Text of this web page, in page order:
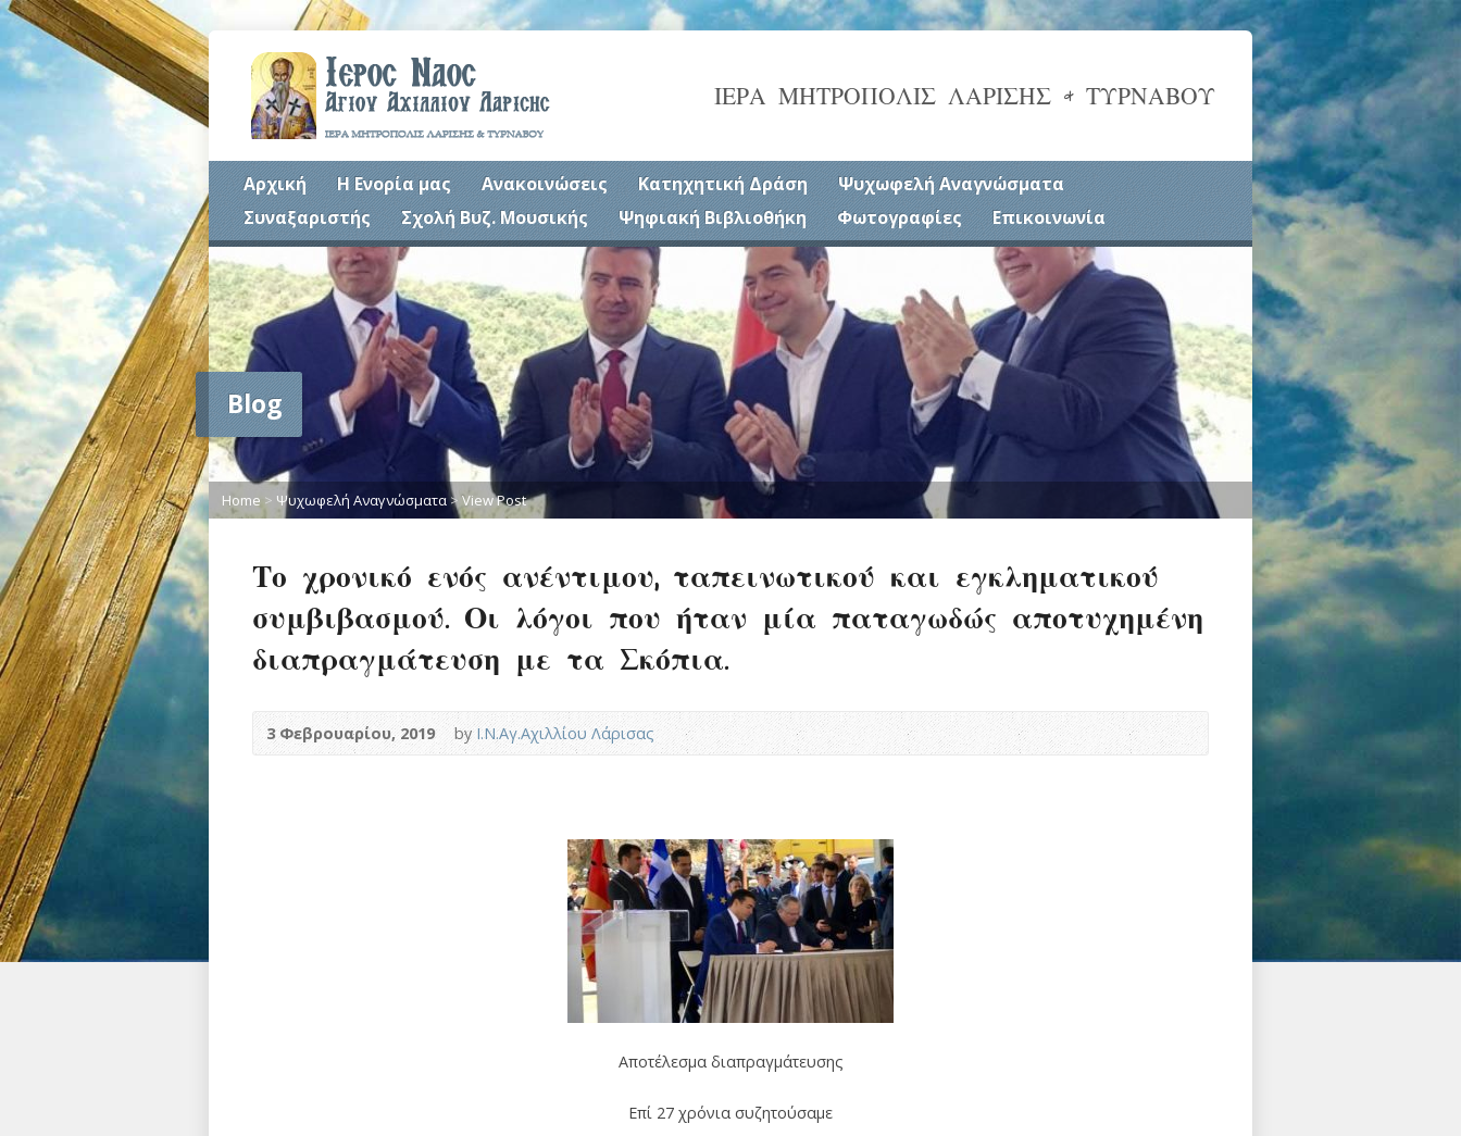
ΙΕΡΑ ΜΗΤΡΟΠΟΛΙΣ ΛΑΡΙΣΗΣ & ΤΥΡΝΑΒΟΥ
Αρχική Η Ενορία μας Ανακοινώσεις Κατηχητική Δράση
Ψυχωφελή Αναγνώσματα
Συναξαριστής
Σχολή Βυζ. Μουσικής Ψηφιακή Βιβλιοθήκη Φωτογραφίες Επικοινωνία
Blog
Home> Ψυχωφελή Αναγνώσματα> View Post
Το χρονικό ενός ανέντιμου, ταπεινωτικού και εγκληματικού
συμβιβασμού. Οι λόγοι που ήταν μία παταγωδώς αποτυχημένη
διαπραγμάτευση με τα Σκόπια.
3 Φεβρουαρίου, 2019 byΙ.Ν.Αγ.Αχιλλίου Λάρισας
Αποτέλεσμα διαπραγμάτευσης
Επί 27 χρόνια συζητούσαμε